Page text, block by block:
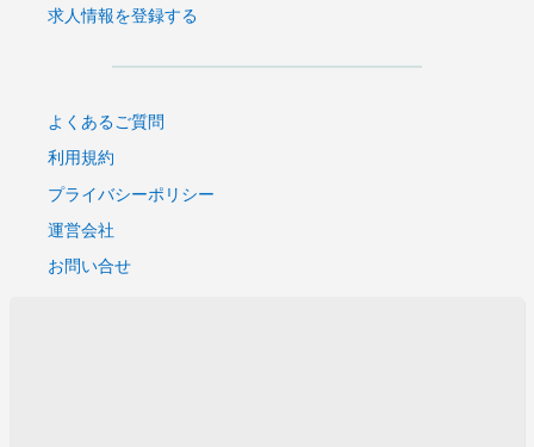
求人情報を登録する
よくあるご質問
利用規約
プライバシーポリシー
運営会社
お問い合せ